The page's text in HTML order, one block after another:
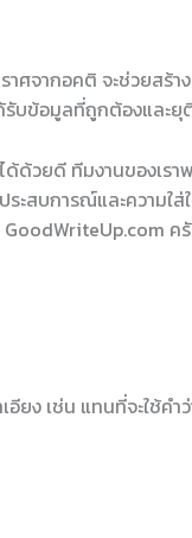
ศจากอคติ จะช่วยสร้า
รับข้อมูลที่ถูกต้องและยุ
ด้วยดี ทีมงานของเรา
ะสบการณ์และความใส่
ค
ยง เช่น แทนที่จะใช้คำ